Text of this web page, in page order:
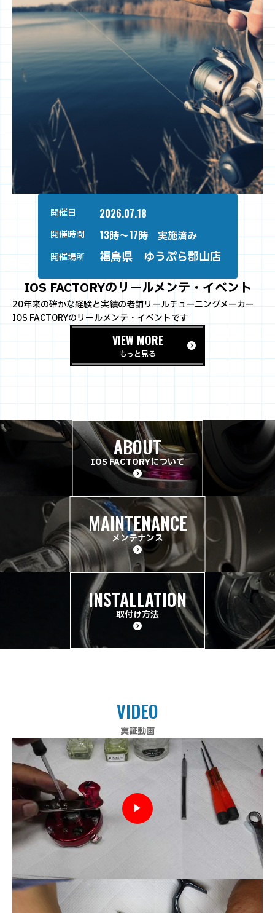
開催日 2026.07.18
開催時間 13時～17時 実施済み
開催場所 福島県 ゆうぷら郡山店
IOS FACTORYのリールメンテ・イベント
20年来の確かな経験と実績の老舗リールチューニングメーカー
IOS FACTORYのリールメンテ・イベントです
VIEW MORE
もっと見る
ABOUT
IOS FACTORYについて
MAINTENANCE
メンテナンス
INSTALLATION
取付け方法
VIDEO
実証動画
▶